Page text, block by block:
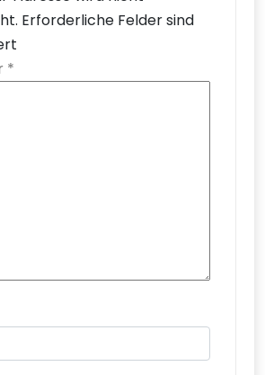
Erforderliche Felder sind
*